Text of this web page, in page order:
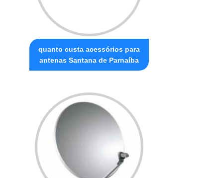
quanto custa acessórios para
antenas Santana de Parnaíba